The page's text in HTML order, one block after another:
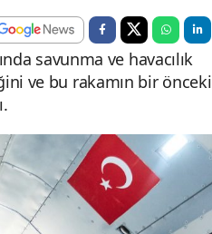
savunma ve havacılık
ve bu rakamın bir önceki